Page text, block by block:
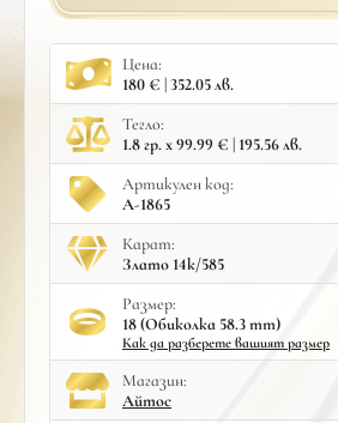
Цена:
180 € | 352.05 лв.
Тегло:
1.8 гр. x 99.99 € | 195.56 лв.
Артикулен код:
A-1865
Карат:
Злато 14к/585
Размер:
18 (Обиколка 58.3 mm)
Как да разберете вашият размер
Mагазин:
Айтос